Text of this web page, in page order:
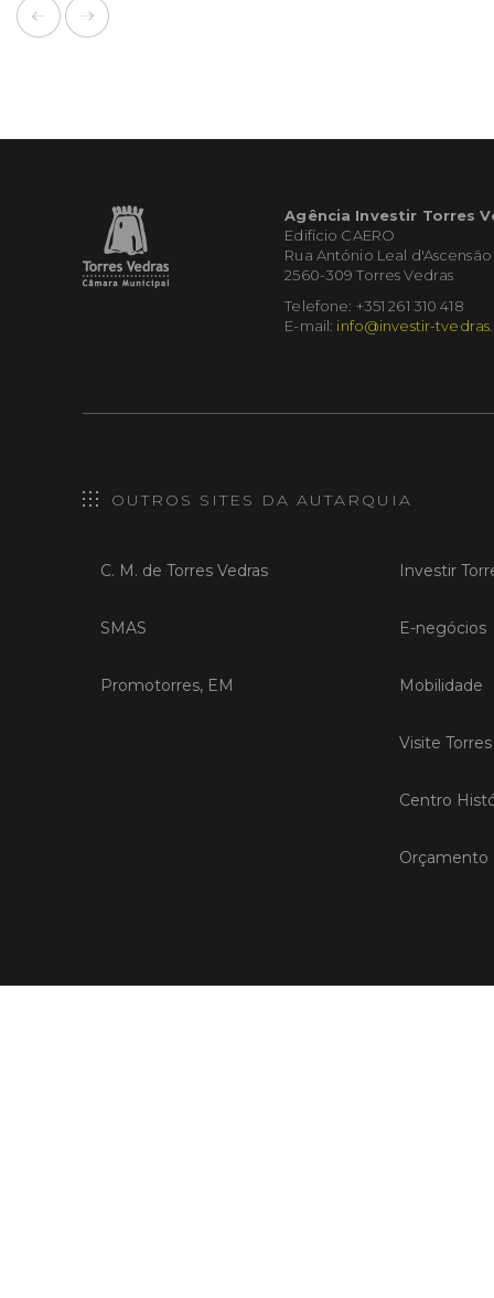
Agência Investir Torres
Edifício CAERO
Rua António Leal d'Ascensão
2560-309 Torres Vedras
Telefone: +351 261 310 418
E-mail: info@investir-
OUTROS SITES DA AUTARQUIA
C. M. de Torres Vedras
SMAS
Promotorres, EM
Investir
E-negócios
Mobilidade
Visite
Centro
Orçamento